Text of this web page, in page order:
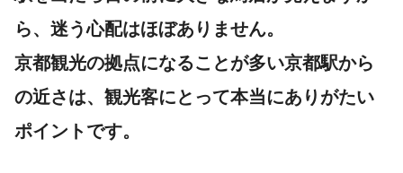
ら、迷う心配はほぼありません。
京都観光の拠点になることが多い京都駅から
の近さは、観光客にとって本当にありがたい
ポイントです。